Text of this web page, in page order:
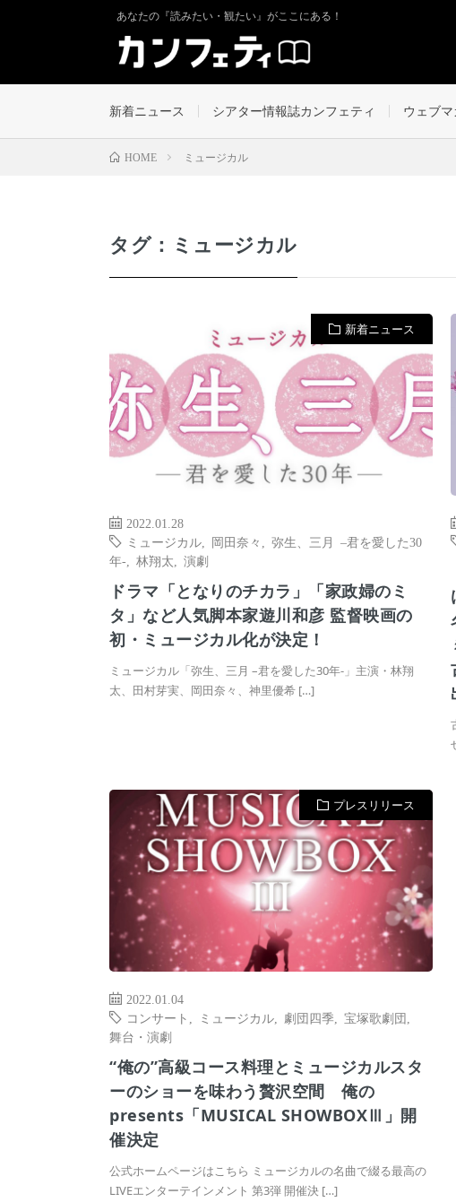
あなたの『読みたい・観たい』がここにある！
新着ニュース シアター情報誌カンフェティ ウェブ
HOME ミュージカル
タグ：ミュージカル
新着ニュース
2022.01.28
ミュージカル
岡田奈々
弥生、三月 –君を愛した30
年-
林翔太 演劇
ドラマ「となりのチカラ」「家政婦のミ
タ」など人気脚本家遊川和彦 監督映画の
初・ミュージカル化が決定！
ミュージカル「弥生、三月 –君を愛した30年-」主演・林翔
太、田村芽実、岡田奈々、神里優希 […]
プレスリリース
2022.01.04
コンサート
ミュージカル 劇団四季 宝塚歌劇団
舞台・演劇
“俺の”高級コース料理とミュージカルスタ
ーのショーを味わう贅沢空間 俺の
presents「MUSICAL SHOWBOXⅢ」開
催決定
公式ホームページはこちら ミュージカルの名曲で綴る最⾼の
LIVEエンターテインメント 第3弾 開催決 […]